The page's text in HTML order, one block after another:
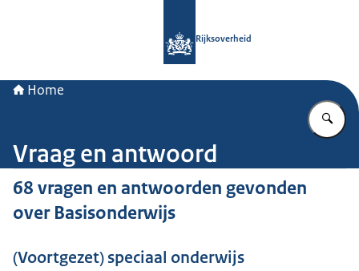
Rijksoverheid
Home
Vraag en antwoord
68 vragen en antwoorden gevonden
over Basisonderwijs
(Voortgezet) speciaal onderwijs